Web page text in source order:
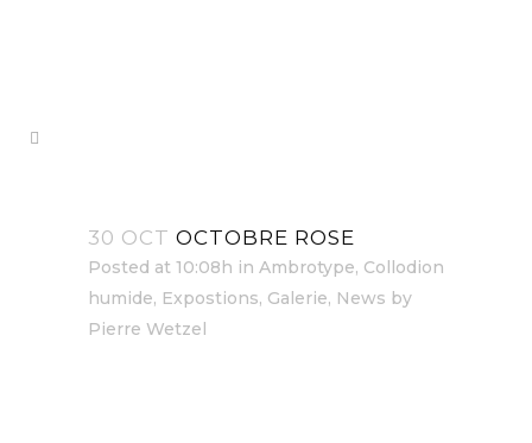
30 OCT OCTOBRE ROSE
Posted at 10:08h in Ambrotype, Collodion
humide, Expostions, Galerie, News by
Pierre Wetzel